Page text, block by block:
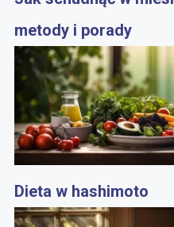
metody i porady
Dieta w hashimoto